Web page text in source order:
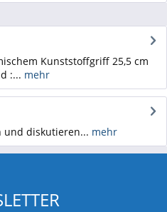
Kunststoffgriff 25,5 cm
:... mehr
und diskutieren... mehr